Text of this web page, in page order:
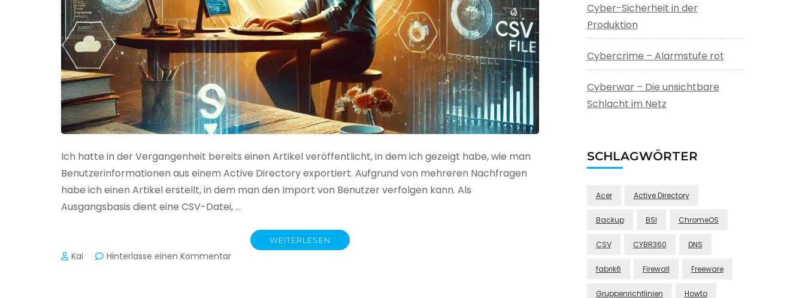
Ich hatte in der Vergangenheit bereits einen Artikel veröffentlicht, in dem ich gezeigt habe, wie man
Benutzerinformationen aus einem Active Directory exportiert. Aufgrund von mehreren Nachfragen
habe ich einen Artikel erstellt, in dem man den Import von Benutzer verfolgen kann. Als
Ausgangsbasis dient eine CSV-Datei, …
WEITERLESEN
Kai Hinterlasse einen Kommentarzu
Cyber-Sicherheit in der
Produktion
Cybercrime – Alarmstufe rot
Cyberwar – Die unsichtbare
Schlacht im Netz
SCHLAGWÖRTER
Acer Active Directory
Backup BSI ChromeOS
CSV CYBR360 DNS
fabrik6 Firewall Freeware
Gruppenrichtlinien Howto